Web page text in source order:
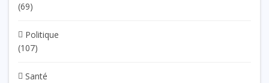
(69)
Politique
(107)
Santé